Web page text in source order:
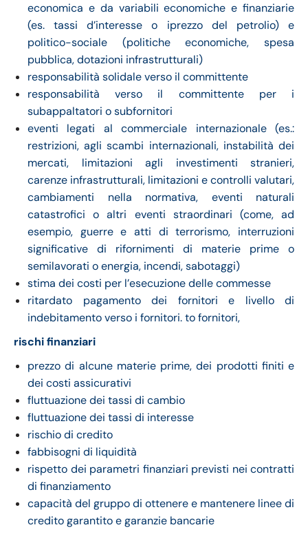
economica e da variabili economiche e finanziarie
(es. tassi d’interesse o iprezzo del petrolio) e
politico-sociale (politiche economiche, spesa
pubblica, dotazioni infrastrutturali)
responsabilità solidale verso il committente
responsabilità verso il committente per i
subappaltatori o subfornitori
eventi legati al commerciale internazionale (es.:
restrizioni, agli scambi internazionali, instabilità dei
mercati, limitazioni agli investimenti stranieri,
carenze infrastrutturali, limitazioni e controlli valutari,
cambiamenti nella normativa, eventi naturali
catastrofici o altri eventi straordinari (come, ad
esempio, guerre e atti di terrorismo, interruzioni
significative di rifornimenti di materie prime o
semilavorati o energia, incendi, sabotaggi)
stima dei costi per l’esecuzione delle commesse
ritardato pagamento dei fornitori e livello di
indebitamento verso i fornitori. to fornitori,
rischi finanziari
prezzo di alcune materie prime, dei prodotti finiti e
dei costi assicurativi
fluttuazione dei tassi di cambio
fluttuazione dei tassi di interesse
rischio di credito
fabbisogni di liquidità
rispetto dei parametri finanziari previsti nei contratti
di finanziamento
capacità del gruppo di ottenere e mantenere linee di
credito garantito e garanzie bancarie